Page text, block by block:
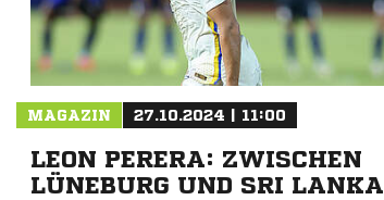
MAGAZIN 27.10.2024 | 11:00
LEON PERERA: ZWISCHEN
LÜNEBURG UND SRI LANKA